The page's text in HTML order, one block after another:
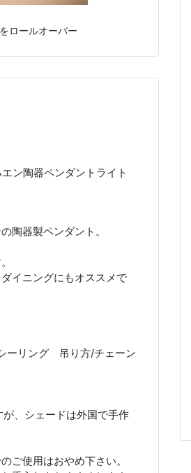
ロールオーバー
ン陶器ペンダントライト
陶器製ペンダント。
イニングにもオススメで
リング 吊り方/チェーン
、シェードは外国で手作
ご使用はおやめ下さい。